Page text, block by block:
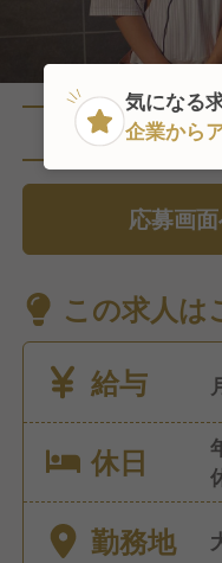
直近4人
応募画
この求人は
給与
休日
勤務地
気になる
企業から